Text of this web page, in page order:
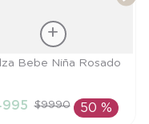
AÑADIR AL
Bebe Niña Rosado
$9990 50 %